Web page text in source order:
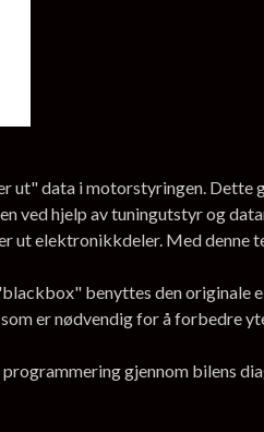
data i motorstyringen. Dette
ved hjelp av tuningutstyr og
elektronikkdeler. Med denne
benyttes den originale
er nødvendig for å forbedre
gjennom bilens